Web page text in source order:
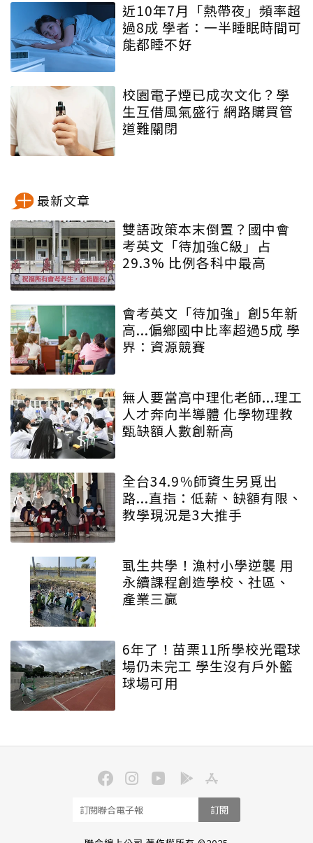
近10年7月「熱帶夜」頻率超
過8成 學者：一半睡眠時間可
能都睡不好
校園電子煙已成次文化？學
生互借風氣盛行 網路購買管
道難關閉
最新文章
雙語政策本末倒置？國中會
考英文「待加強C級」占
29.3% 比例各科中最高
會考英文「待加強」創5年新
高...偏鄉國中比率超過5成 學
界：資源競賽
無人要當高中理化老師...理工
人才奔向半導體 化學物理教
甄缺額人數創新高
全台34.9％師資生另覓出
路...直指：低薪、缺額有限、
教學現況是3大推手
虱生共學！漁村小學逆襲 用
永續課程創造學校、社區、
產業三贏
6年了！苗栗11所學校光電球
場仍未完工 學生沒有戶外籃
球場可用
訂閱